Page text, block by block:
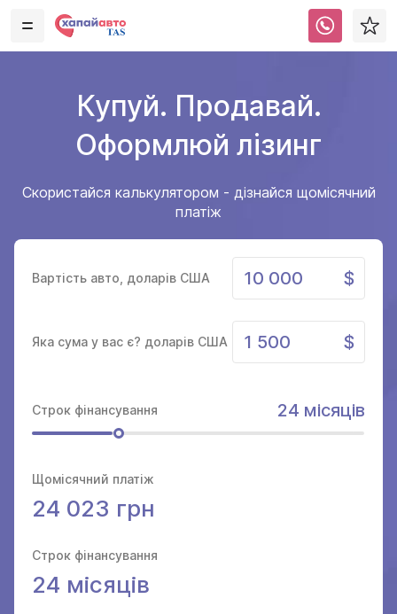
Купуй. Продавай.
Оформлюй лізинг
Скористайся калькулятором - дізнайся щомісячний
платіж
Вартість авто, доларів США
Яка сума у вас є? доларів США
Строк фінансування 24 місяців
Щомісячний платіж
24 023 грн
Строк фінансування
24 місяців